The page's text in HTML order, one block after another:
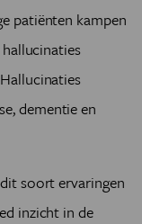
patiënten kampen
dementie en
soort ervaringen
inzicht in de